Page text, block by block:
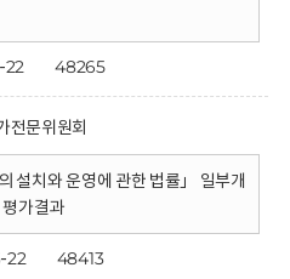
22 48265
전문위원회
설치와 운영에 관한 법률」 일부개
가결과
22 48413